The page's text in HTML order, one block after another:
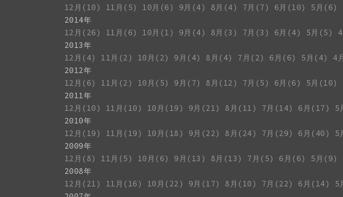
12月(10)
11月(5) 10月(6) 9月(4) 8月(4) 7月(7) 6月(10) 5月(6)
2014年
12月(26)
11月(6) 10月(1) 9月(4) 8月(3) 7月(3) 6月(4) 5月(5)
2013年
12月(4)
11月(2) 10月(2) 9月(4) 8月(4) 7月(2) 6月(6) 5月(4) 4
2012年
12月(6)
11月(2) 10月(5) 9月(7) 8月(12) 7月(5) 6月(6) 5月(10)
2011年
12月(10)
11月(10) 10月(19) 9月(21) 8月(11) 7月(14) 6月(17) 5
2010年
12月(19)
11月(19) 10月(18) 9月(22) 8月(24) 7月(29) 6月(40) 5
2009年
12月(8)
11月(5) 10月(6) 9月(13) 8月(13) 7月(5) 6月(6) 5月(9)
2008年
12月(21)
11月(16) 10月(22) 9月(17) 8月(10) 7月(22) 6月(14) 5